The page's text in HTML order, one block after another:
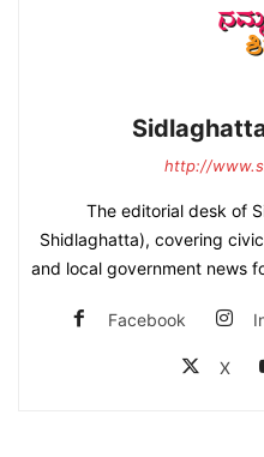
http://
The editorial desk of
Shidlaghatta), covering
and local government news
Facebook
X